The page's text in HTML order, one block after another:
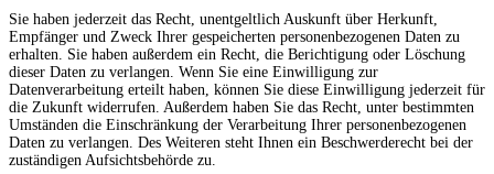
Sie haben jederzeit das Recht, unentgeltlich Auskunft über Herkunft,
Empfänger und Zweck Ihrer gespeicherten personenbezogenen Daten zu
erhalten. Sie haben außerdem ein Recht, die Berichtigung oder Löschung
dieser Daten zu verlangen. Wenn Sie eine Einwilligung zur
Datenverarbeitung erteilt haben, können Sie diese Einwilligung jederzeit für
die Zukunft widerrufen. Außerdem haben Sie das Recht, unter bestimmten
Umständen die Einschränkung der Verarbeitung Ihrer personenbezogenen
Daten zu verlangen. Des Weiteren steht Ihnen ein Beschwerderecht bei der
zuständigen Aufsichtsbehörde zu.